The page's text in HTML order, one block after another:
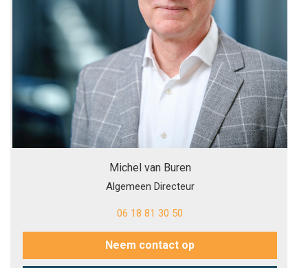
Michel van Buren
Algemeen Directeur
06 18 81 30 50
Neem contact op